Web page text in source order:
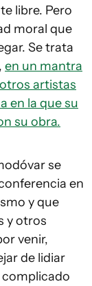
libre. Pero
moral que
Se trata
en un mantra
artistas
en la que su
su obra.
se
en
y que
y otros
venir,
de lidiar
complicado